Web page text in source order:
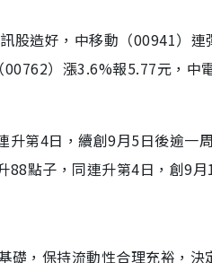
股造好，中移動（00941）
）漲3.6%報5.77元，中
第4日，續創9月5日後逾一
點子，同連升第4日，創9月
，保持流動性合理充裕，